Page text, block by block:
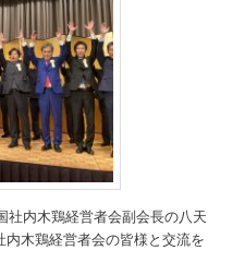
内木鶏経営者会副会長の八天
木鶏経営者会の皆様と交流を